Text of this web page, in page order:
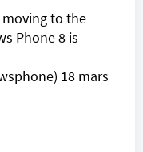
moving to the
Phone 8 is
18 mars